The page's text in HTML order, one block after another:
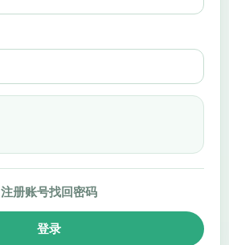
注册账号找回密码
登录